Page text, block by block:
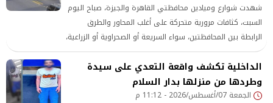
شهدت شوارع وميادين محافظتي القاهرة والجيزة، صباح اليوم
السبت، كثافات مرورية متحركة على أغلب المحاور والطرق
الرابطة بين المحافظتين، سواء السريعة أو الصحراوية أو الزراعية،
وسط متابعة دقيقة من رجال المرور لـ الحالة المرورية.
الداخلية تكشف واقعة التعدي على سيدة
وطردها من منزلها بدار السلام
الجمعة 07/أغسطس/2026 - 11:12 م